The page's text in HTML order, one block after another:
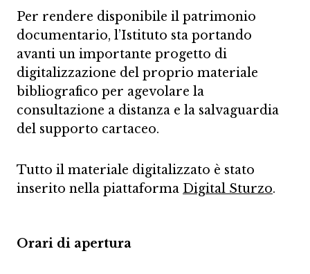
Per rendere disponibile il patrimonio
documentario, l’Istituto sta portando
avanti un importante progetto di
digitalizzazione del proprio materiale
bibliografico per agevolare la
consultazione a distanza e la salvaguardia
del supporto cartaceo.
Tutto il materiale digitalizzato è stato
inserito nella piattaforma Digital Sturzo.
Orari di apertura